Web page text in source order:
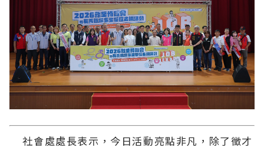
社會處處長表示，今日活動亮點非凡，除了徵才